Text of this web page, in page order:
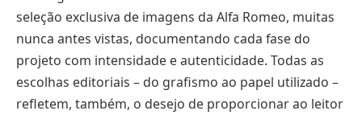
seleção exclusiva de imagens da Alfa Romeo, muitas
nunca antes vistas, documentando cada fase do
projeto com intensidade e autenticidade. Todas as
escolhas editoriais – do grafismo ao papel utilizado –
refletem, também, o desejo de proporcionar ao leitor